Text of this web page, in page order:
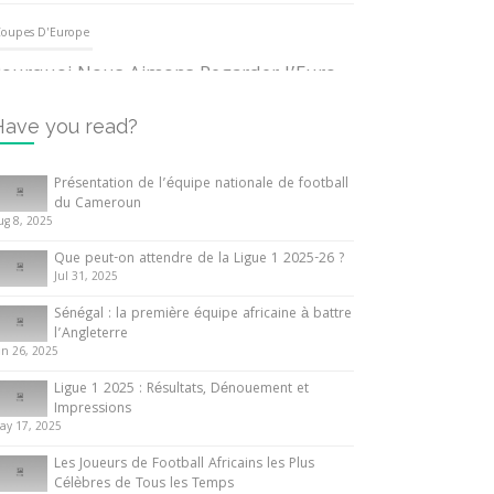
D'Europe
Nous Aimons Regarder l’Euro
June 2024
Internationales
ce que vous devez savoir sur la
d’Afrique des Nations
10 May 2024
Internationales
de l’équipe nationale de
football du Cameroun
2025
you read?
Présentation de l’équipe nationale de football
du Cameroun
8, 2025
Que peut-on attendre de la Ligue 1 2025-26 ?
Jul 31, 2025
Sénégal : la première équipe africaine à battre
l’Angleterre
26, 2025
Ligue 1 2025 : Résultats, Dénouement et
Impressions
17, 2025
Les Joueurs de Football Africains les Plus
Célèbres de Tous les Temps